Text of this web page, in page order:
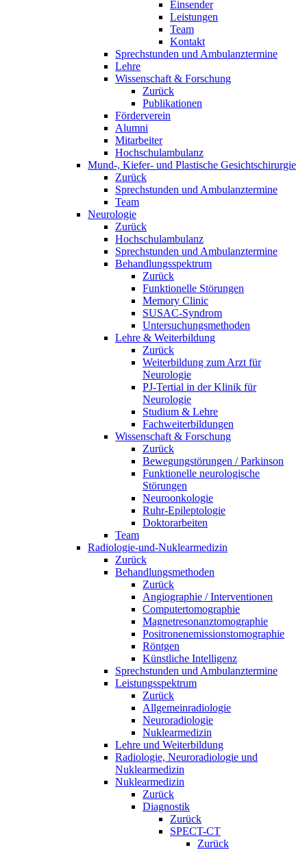
Einsender
Leistungen
Team
Kontakt
Sprechstunden und Ambulanztermine
Lehre
Wissenschaft & Forschung
Zurück
Publikationen
Förderverein
Alumni
Mitarbeiter
Hochschulambulanz
Mund-, Kiefer- und Plastische Gesichtschirurgie
Zurück
Sprechstunden und Ambulanztermine
Team
Neurologie
Zurück
Hochschulambulanz
Sprechstunden und Ambulanztermine
Behandlungsspektrum
Zurück
Funktionelle Störungen
Memory Clinic
SUSAC-Syndrom
Untersuchungsmethoden
Lehre & Weiterbildung
Zurück
Weiterbildung zum Arzt für
Neurologie
PJ-Tertial in der Klinik für
Neurologie
Studium & Lehre
Fachweiterbildungen
Wissenschaft & Forschung
Zurück
Bewegungstörungen / Parkinson
Funktionelle neurologische
Störungen
Neuroonkologie
Ruhr-Epileptologie
Doktorarbeiten
Team
Radiologie-und-Nuklearmedizin
Zurück
Behandlungsmethoden
Zurück
Angiographie / Interventionen
Computertomographie
Magnetresonanztomographie
Positronenemissionstomographie
Röntgen
Künstliche Intelligenz
Sprechstunden und Ambulanztermine
Leistungsspektrum
Zurück
Allgemeinradiologie
Neuroradiologie
Nuklearmedizin
Lehre und Weiterbildung
Radiologie, Neuroradiologie und
Nuklearmedizin
Nuklearmedizin
Zurück
Diagnostik
Zurück
SPECT-CT
Zurück